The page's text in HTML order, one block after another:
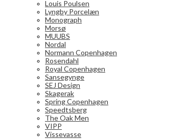
Louis Poulsen
Lyngby Porcelæn
Monograph
Morsø
MUUBS
Nordal
Normann Copenhagen
Rosendahl
Royal Copenhagen
Sansegynge
SEJ Design
Skagerak
Spring Copenhagen
Speedtsberg
The Oak Men
VIPP
Vissevasse